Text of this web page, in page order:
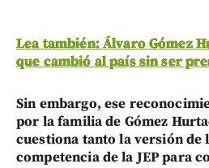
Lea también: Álvaro Gómez
que cambió al país sin ser
Sin embargo, ese
por la familia de Gómez
cuestiona tanto la versión de
competencia de la JEP para